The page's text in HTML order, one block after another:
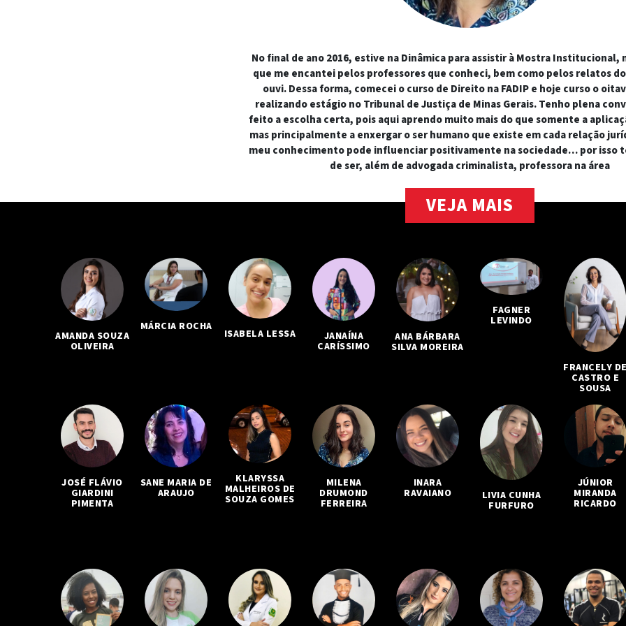
No final de ano 2016, estive na Dinâmica para assistir à Mostra Institucional,
que me encantei pelos professores que conheci, bem como pelos relatos
ouvi. Dessa forma, comecei o curso de Direito na FADIP e hoje curso o
realizando estágio no Tribunal de Justiça de Minas Gerais. Tenho plena
feito a escolha certa, pois aqui aprendo muito mais do que somente a
mas principalmente a enxergar o ser humano que existe em cada relação
meu conhecimento pode influenciar positivamente na sociedade… por isso
de ser, além de advogada criminalista, professora na área
VEJA MAIS
AMANDA SOUZA
OLIVEIRA
MÁRCIA ROCHA
ISABELA LESSA JANAÍNA
CARÍSSIMO
ANA BÁRBARA
SILVA MOREIRA
FAGNER
LEVINDO
FRANCELY
CASTRO E
SOUSA
JOSÉ FLÁVIO
GIARDINI
PIMENTA
SANE MARIA DE
ARAUJO
KLARYSSA
MALHEIROS DE
SOUZA GOMES
MILENA
DRUMOND
FERREIRA
INARA
RAVAIANO LIVIA CUNHA
FURFURO
JÚNIOR
MIRANDA
RICARDO